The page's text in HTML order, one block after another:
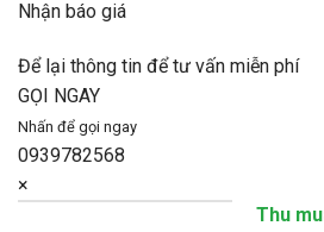
Nhận báo giá
Để lại thông tin để tư vấn miễn phí
GỌI NGAY
Nhấn để gọi ngay
0939782568
×
Thu